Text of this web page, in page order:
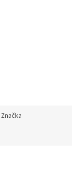
Značka